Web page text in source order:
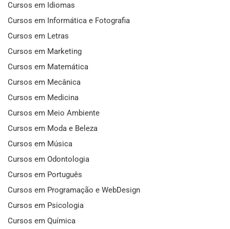
Cursos em Idiomas
Cursos em Informática e Fotografia
Cursos em Letras
Cursos em Marketing
Cursos em Matemática
Cursos em Mecânica
Cursos em Medicina
Cursos em Meio Ambiente
Cursos em Moda e Beleza
Cursos em Música
Cursos em Odontologia
Cursos em Português
Cursos em Programação e WebDesign
Cursos em Psicologia
Cursos em Química